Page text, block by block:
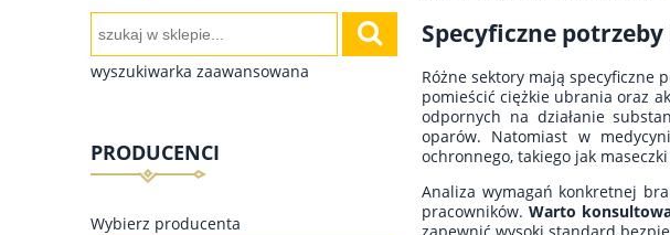
wyszukiwarka zaawansowana
PRODUCENCI
Wybierz producenta
Specyficzne
Różne sektory mają specyficzne
pomieścić ciężkie ubrania oraz
odpornych na działanie
oparów. Natomiast w
ochronnego, takiego jak
Analiza wymagań konkretnej
pracowników. Warto